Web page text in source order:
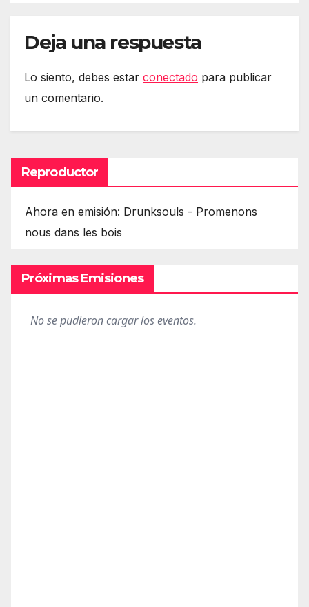
Deja una respuesta
Lo siento, debes estar conectado para publicar
un comentario.
Reproductor
Ahora en emisión: Drunksouls - Promenons
nous dans les bois
Próximas Emisiones